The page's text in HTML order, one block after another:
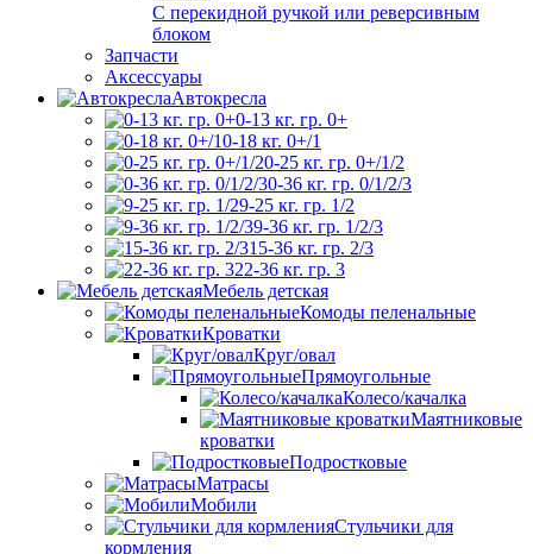
С перекидной ручкой или реверсивным
блоком
Запчасти
Аксессуары
Автокресла
0-13 кг. гр. 0+
0-18 кг. 0+/1
0-25 кг. гр. 0+/1/2
0-36 кг. гр. 0/1/2/3
9-25 кг. гр. 1/2
9-36 кг. гр. 1/2/3
15-36 кг. гр. 2/3
22-36 кг. гр. 3
Мебель детская
Комоды пеленальные
Кроватки
Круг/овал
Прямоугольные
Колесо/качалка
Маятниковые
кроватки
Подростковые
Матрасы
Мобили
Стульчики для
кормления